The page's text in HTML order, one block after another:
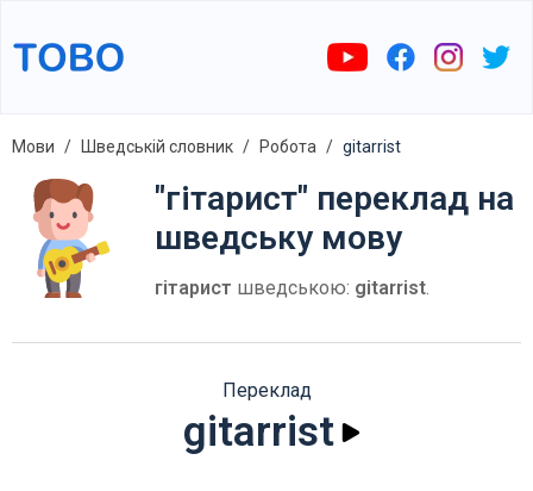
Мови Шведській словник Робота gitarrist
"гітарист" переклад на
шведську мову
гітарист шведською: gitarrist.
Переклад
gitarrist